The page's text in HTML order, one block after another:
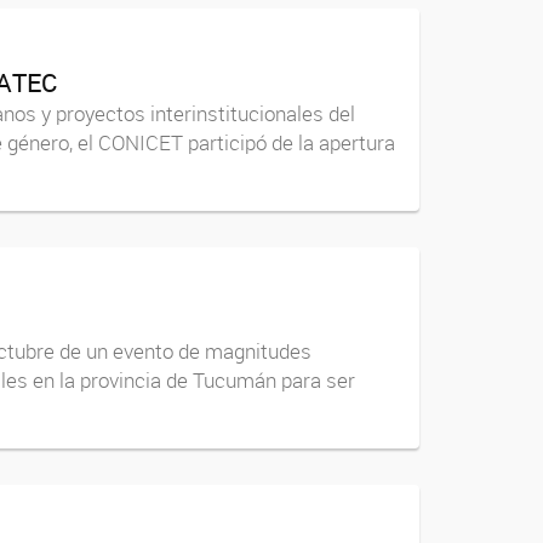
y proyectos interinstitucionales del
el CONICET participó de la apertura
de un evento de magnitudes
en la provincia de Tucumán para ser